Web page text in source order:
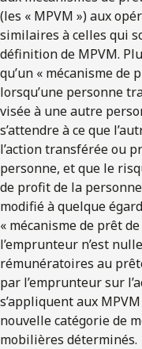
(les « MPVM ») aux
similaires à celles qui
définition de MPVM.
qu’un « mécanisme
lorsqu’une personne
visée à une autre
s’attendre à ce que
l’action transférée ou
personne, et que le
de profit de la personne
modifié à quelque
« mécanisme de prêt
l’emprunteur n’est
rémunératoires au
par l’emprunteur sur
s’appliquent aux
nouvelle catégorie de
mobilières déterminés.